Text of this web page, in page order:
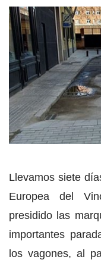
Llevamos siete
Europea del
presidido las
importantes
los vagones, al